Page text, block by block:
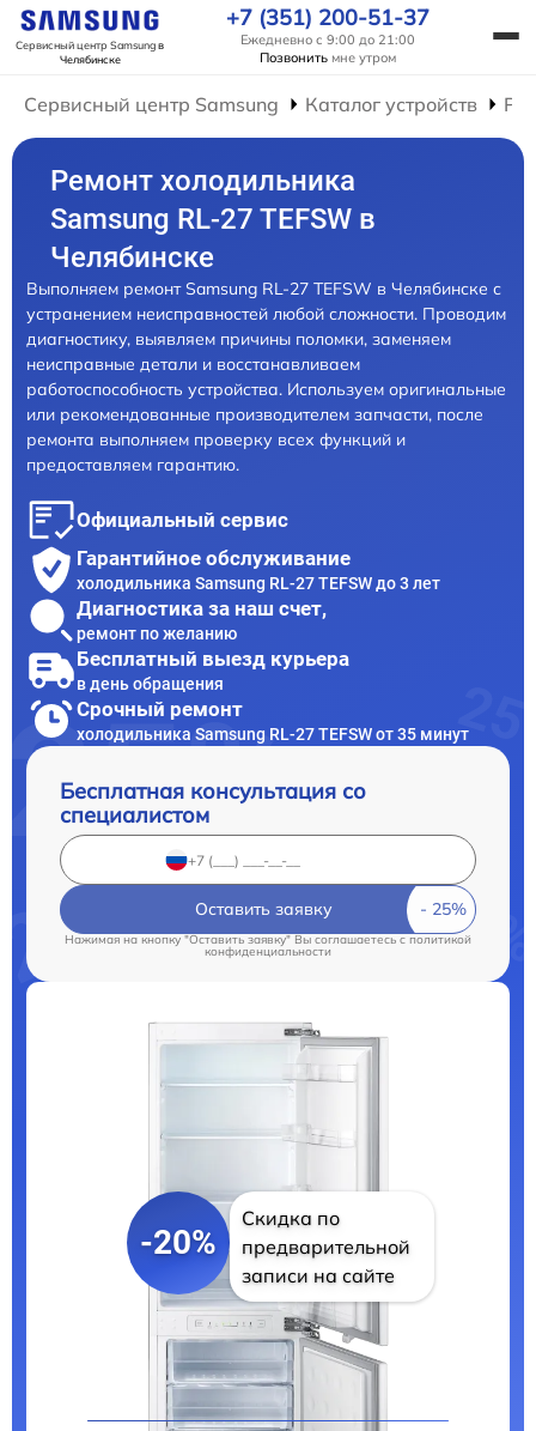
Сервисный центр Samsungв
Челябинске
+7 (351) 200-51-37
Ежедневно с 9:00 до 21:00
Позвонить мне утром
Сервисный центр Samsung Каталог устройств
Ремонт холодильника
Samsung RL-27 TEFSW в
Челябинске
Выполняем ремонт Samsung RL-27 TEFSW в Челябинске с
устранением неисправностей любой сложности. Проводим
диагностику, выявляем причины поломки, заменяем
неисправные детали и восстанавливаем
работоспособность устройства. Используем оригинальные
или рекомендованные производителем запчасти, после
ремонта выполняем проверку всех функций и
предоставляем гарантию.
Официальный сервис
Гарантийное обслуживание
холодильника Samsung RL-27 TEFSW до 3 лет
Диагностика за наш счет,
ремонт по желанию
Бесплатный выезд курьера
в день обращения
Срочный ремонт
холодильника Samsung RL-27 TEFSW от 35 минут
Бесплатная консультация со
специалистом
Оставить заявку
Нажимая на кнопку "Оставить заявку" Вы соглашаетесь c политикой
конфиденциальности
-20%
Скидка по
предварительной
записи на сайте
Цены на ремонт